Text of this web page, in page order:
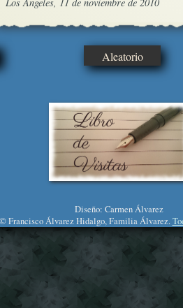
Aleatorio
Diseño: Carmen Álvarez
Francisco Álvarez Hidalgo, Familia Álvarez.